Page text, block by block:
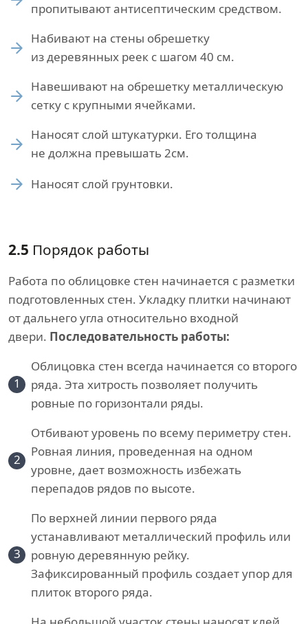
пропитывают антисептическим средством.
Набивают на стены обрешетку
из деревянных реек с шагом 40 см.
Навешивают на обрешетку металлическую
сетку с крупными ячейками.
Наносят слой штукатурки. Его толщина
не должна превышать 2см.
Наносят слой грунтовки.
2.5 Порядок работы
Работа по облицовке стен начинается с разметки
подготовленных стен. Укладку плитки начинают
от дальнего угла относительно входной
двери. Последовательность работы:
1
Облицовка стен всегда начинается со второго
ряда. Эта хитрость позволяет получить
ровные по горизонтали ряды.
2
Отбивают уровень по всему периметру стен.
Ровная линия, проведенная на одном
уровне, дает возможность избежать
перепадов рядов по высоте.
3
По верхней линии первого ряда
устанавливают металлический профиль или
ровную деревянную рейку.
Зафиксированный профиль создает упор для
плиток второго ряда.